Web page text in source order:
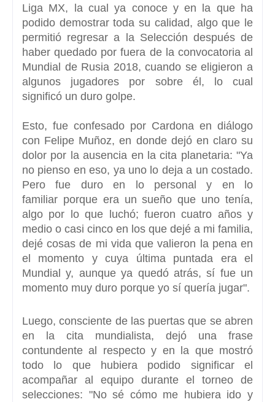
Liga MX, la cual ya conoce y en la que ha
podido demostrar toda su calidad, algo que le
permitió regresar a la Selección después de
haber quedado por fuera de la convocatoria al
Mundial de Rusia 2018, cuando se eligieron a
algunos jugadores por sobre él, lo cual
significó un duro golpe.
Esto, fue confesado por Cardona en diálogo
con Felipe Muñoz, en donde dejó en claro su
dolor por la ausencia en la cita planetaria: "Ya
no pienso en eso, ya uno lo deja a un costado.
Pero fue duro en lo personal y en lo
familiar porque era un sueño que uno tenía,
algo por lo que luchó; fueron cuatro años y
medio o casi cinco en los que dejé a mi familia,
dejé cosas de mi vida que valieron la pena en
el momento y cuya última puntada era el
Mundial y, aunque ya quedó atrás, sí fue un
momento muy duro porque yo sí quería jugar".
Luego, consciente de las puertas que se abren
en la cita mundialista, dejó una frase
contundente al respecto y en la que mostró
todo lo que hubiera podido significar el
acompañar al equipo durante el torneo de
selecciones: "No sé cómo me hubiera ido y